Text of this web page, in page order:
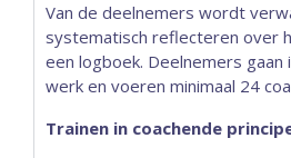
Van de deelnemers wordt
systematisch reflecteren over
een logboek. Deelnemers gaan
werk en voeren minimaal 24
Trainen in coachende